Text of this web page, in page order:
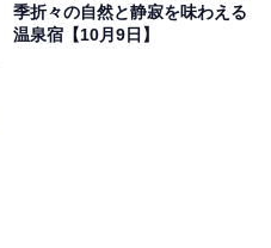
季折々の自然と静寂を味わえる
温泉宿【10月9日】